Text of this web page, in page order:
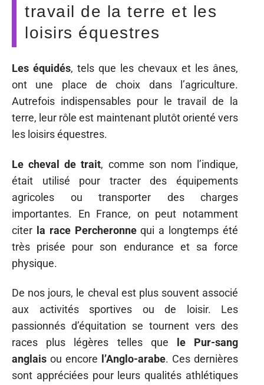
travail de la terre et les
loisirs équestres
Les équidés, tels que les chevaux et les ânes,
ont une place de choix dans l’agriculture.
Autrefois indispensables pour le travail de la
terre, leur rôle est maintenant plutôt orienté vers
les loisirs équestres.
Le cheval de trait, comme son nom l’indique,
était utilisé pour tracter des équipements
agricoles ou transporter des charges
importantes. En France, on peut notamment
citer la race Percheronnequi a longtemps été
très prisée pour son endurance et sa force
physique.
De nos jours, le cheval est plus souvent associé
aux activités sportives ou de loisir. Les
passionnés d’équitation se tournent vers des
races plus légères telles que
le Pur-sang
anglais ou encore l’Anglo-arabe. Ces dernières
sont appréciées pour leurs qualités athlétiques